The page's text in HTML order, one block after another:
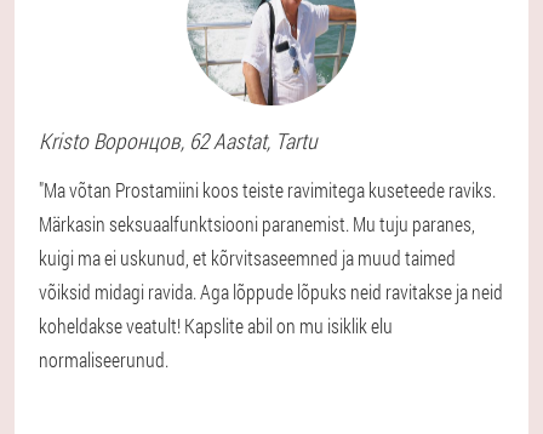
Kristo Воронцов, 62 Aastat, Tartu
"Ma võtan Prostamiini koos teiste ravimitega kuseteede raviks.
Märkasin seksuaalfunktsiooni paranemist. Mu tuju paranes,
kuigi ma ei uskunud, et kõrvitsaseemned ja muud taimed
võiksid midagi ravida. Aga lõppude lõpuks neid ravitakse ja neid
koheldakse veatult! Kapslite abil on mu isiklik elu
normaliseerunud.